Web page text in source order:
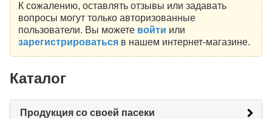
К сожалению, оставлять отзывы или задавать
вопросы могут только авторизованные
пользователи. Вы можете войти или
зарегистрироватьсяв нашем интернет-магазине.
Каталог
Продукция со своей пасеки